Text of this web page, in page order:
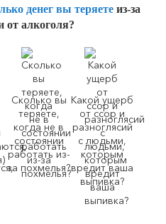
денег вы теряетеиз-за
от алкоголя?
Сколько вы
теряете,
когда не в
состоянии
работать из-
за похмелья?
Какой ущерб
от ссор и
разноглясий
с людьми,
которым
вредит ваша
выпивка?